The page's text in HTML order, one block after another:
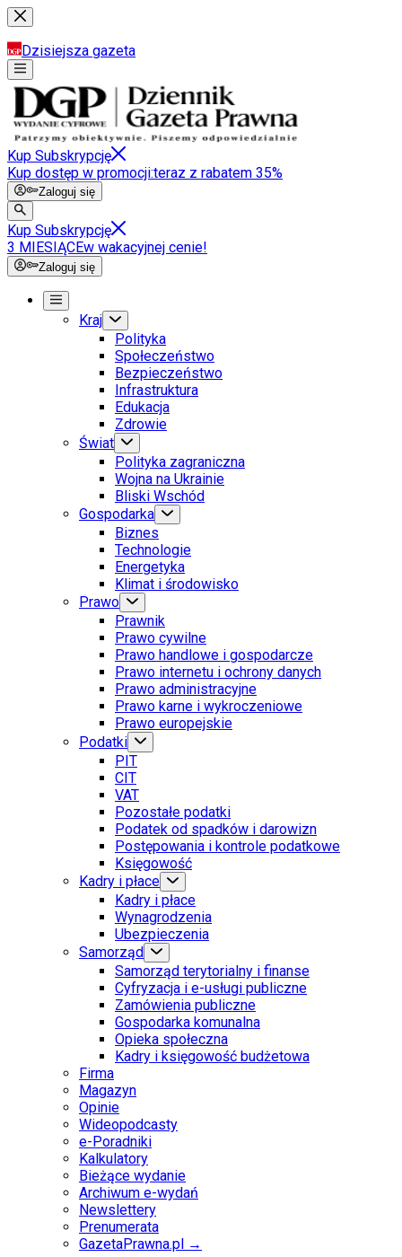
Dzisiejsza gazeta
Kup Subskrypcję
Kup dostęp w promocji:teraz z rabatem 35%
Zaloguj się
Kup Subskrypcję
3 MIESIĄCEw wakacyjnej cenie!
Zaloguj się
Kraj
Polityka
Społeczeństwo
Bezpieczeństwo
Infrastruktura
Edukacja
Zdrowie
Świat
Polityka zagraniczna
Wojna na Ukrainie
Bliski Wschód
Gospodarka
Biznes
Technologie
Energetyka
Klimat i środowisko
Prawo
Prawnik
Prawo cywilne
Prawo handlowe i gospodarcze
Prawo internetu i ochrony danych
Prawo administracyjne
Prawo karne i wykroczeniowe
Prawo europejskie
Podatki
PIT
CIT
VAT
Pozostałe podatki
Podatek od spadków i darowizn
Postępowania i kontrole podatkowe
Księgowość
Kadry i płace
Kadry i płace
Wynagrodzenia
Ubezpieczenia
Samorząd
Samorząd terytorialny i finanse
Cyfryzacja i e-usługi publiczne
Zamówienia publiczne
Gospodarka komunalna
Opieka społeczna
Kadry i księgowość budżetowa
Firma
Magazyn
Opinie
Wideopodcasty
e-Poradniki
Kalkulatory
Bieżące wydanie
Archiwum e-wydań
Newslettery
Prenumerata
GazetaPrawna.pl →